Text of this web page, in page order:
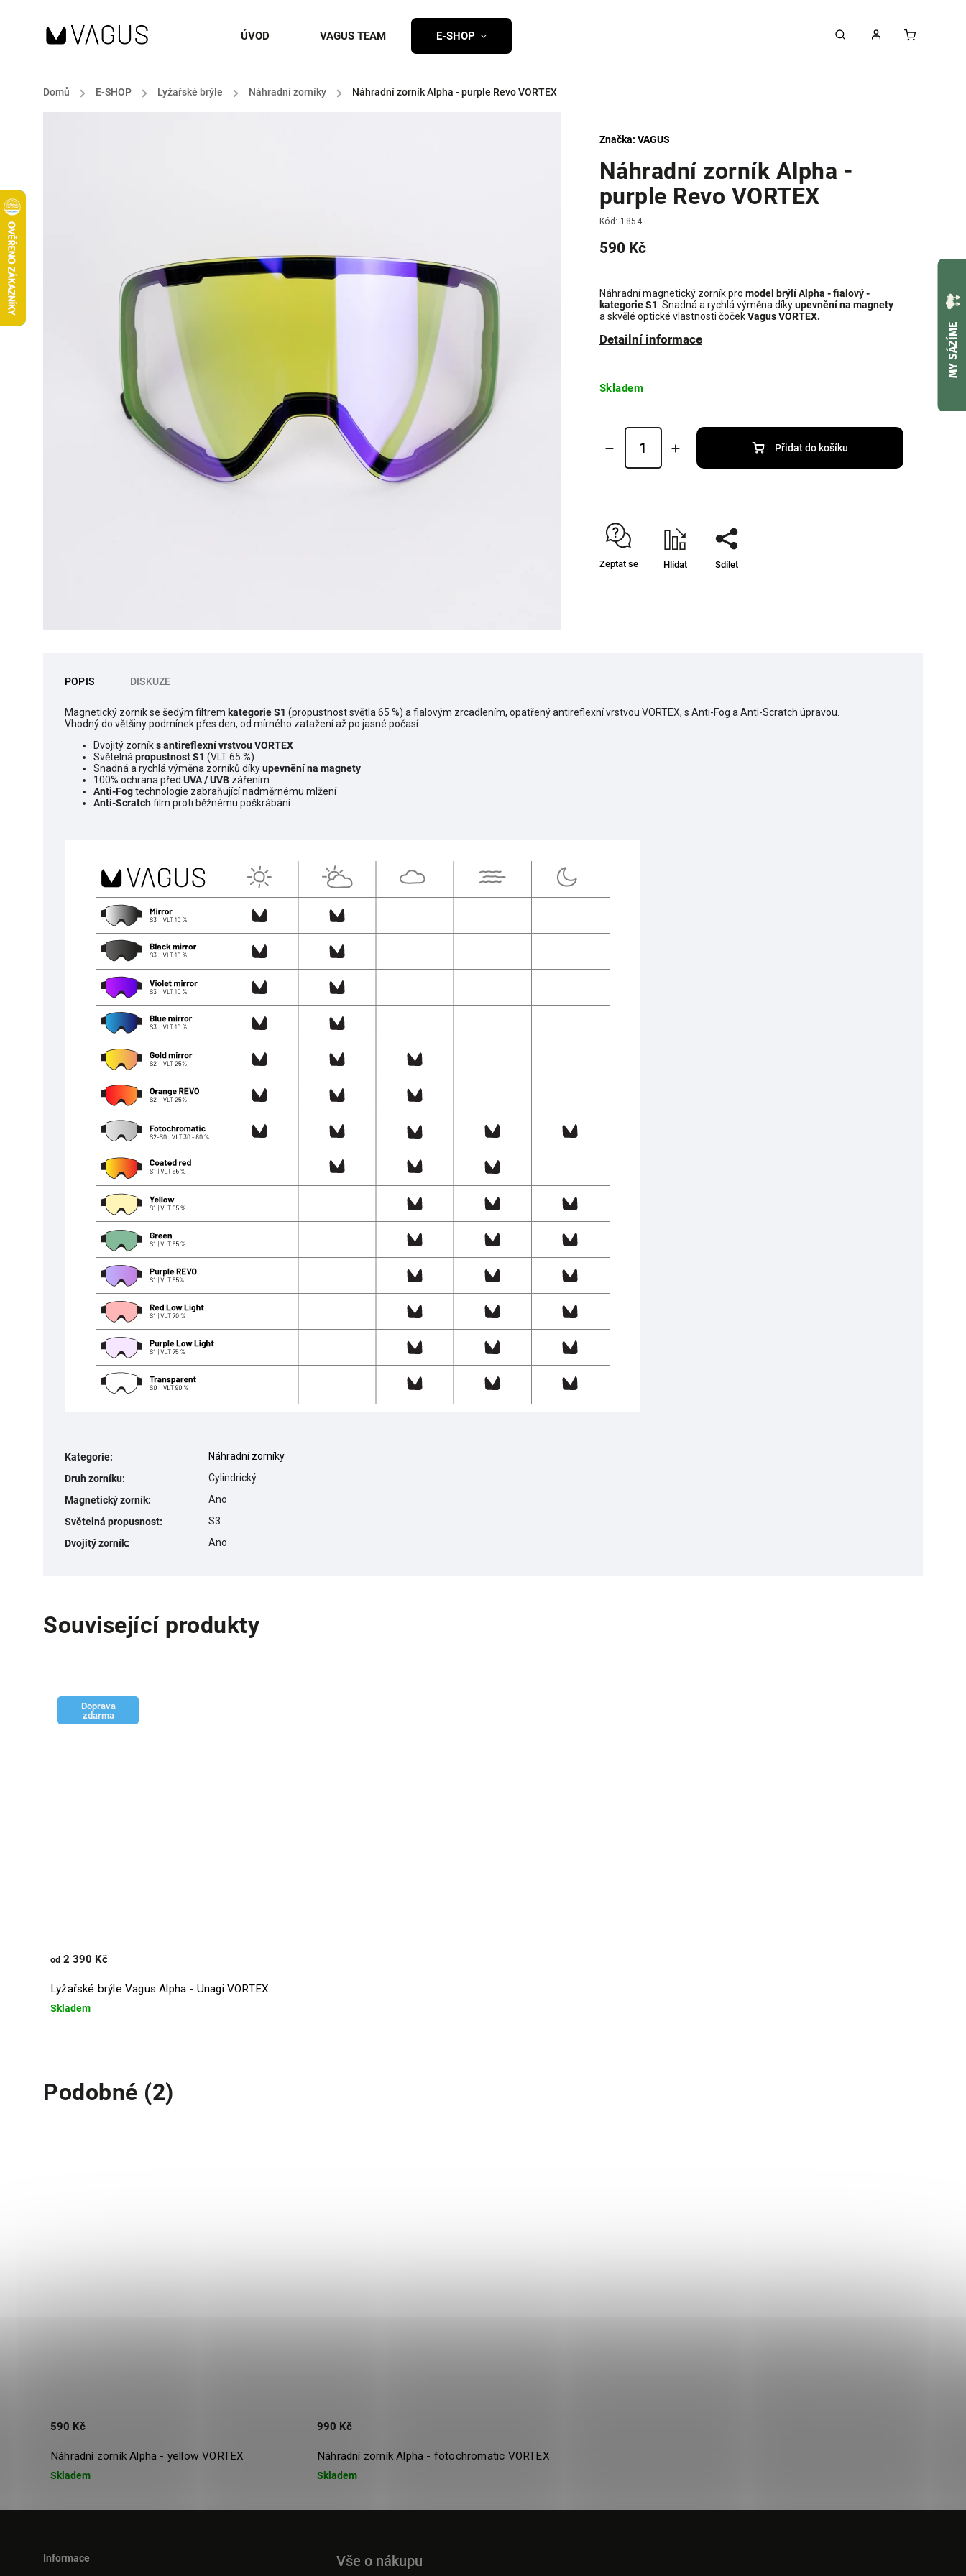
ÚVOD VAGUS TEAM E-SHOP
Domů / E-SHOP / Lyžařské brýle / Náhradní zorníky / Náhradní zorník Alpha - purple Revo VORTEX
Náhradní zorník Alpha -
purple Revo VORTEX
Kód: 1854
590 Kč
Náhradní magnetický zorník pro model brýlí Alpha - fialový -
kategorie S1 Snadná a rychlá výměna díkyupevnění na magnety
a skvělé optické vlastnosti čočekVagus VORTEX.
Detailní informace
Značka: VAGUS
Skladem
Přidat do košíku
Zeptat se Hlídat Sdílet
POPIS DISKUZE
Magnetický zorník se šedým filtrem kategorieS1 (propustnost světla 65 %) a fialovým zrcadlením, opatřený antireflexní vrstvou VORTEX, s Anti-Fog a Anti-Scratch úpravou.
Vhodný do většiny podmínek přes den, od mírného zatažení až po jasné počasí.
Dvojitý zorníks antireflexní vrstvou VORTEX
Světelná propustnost S1 (VLT 65 %)
Snadná a rychlá výměna zorníků díkyupevnění na magnety
100% ochrana před UVA / UVB zářením
Anti-Fogtechnologie zabraňující nadměrnému mlžení
Anti-Scratchfilm proti běžnému poškrábání
Kategorie:
Náhradní zorníky
Druh zorníku:
Cylindrický
Magnetický zorník:
Ano
Světelná propusnost:
S3
Dvojitý zorník: Ano
Související produkty
Doprava
zdarma
Lyžařské brýle Vagus Alpha - Unagi VORTEX
Skladem
od 2 390 Kč
Podobné (2)
Náhradní zorník Alpha - yellow VORTEX
Skladem
590 Kč
Náhradní zorník Alpha - fotochromatic VORTEX
Skladem
990 Kč
Informace Vše o nákupu
MY SÁZÍME